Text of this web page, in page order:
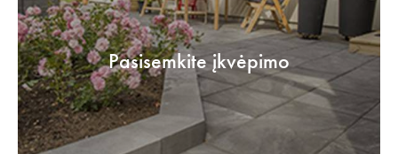
Pasisemkite įkvėpimo